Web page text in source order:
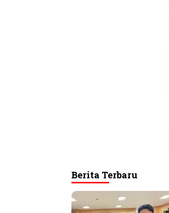
Berita Terbaru